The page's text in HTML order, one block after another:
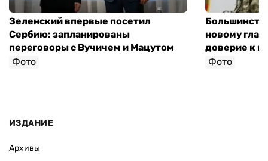
Зеленский впервые посетил
Сербию: запланированы
переговоры с Вучичем и Мацутом
Фото
новому
доверие к
Фото
ИЗДАНИЕ
Архивы